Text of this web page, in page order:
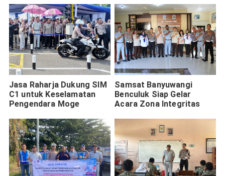
Jasa Raharja Dukung SIM
C1 untuk Keselamatan
Pengendara Moge
Samsat Banyuwangi
Benculuk Siap Gelar
Acara Zona Integritas